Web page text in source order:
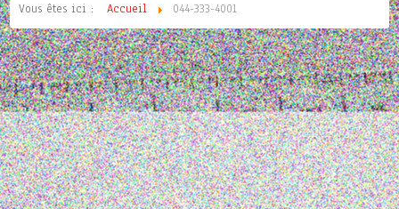
Vous êtes ici : Accueil 044-333-4001